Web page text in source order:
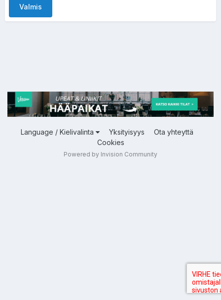
Valmis
Language / Kielivalinta Yksityisyys
Ota yhteyttä
Cookies
Powered by Invision Community